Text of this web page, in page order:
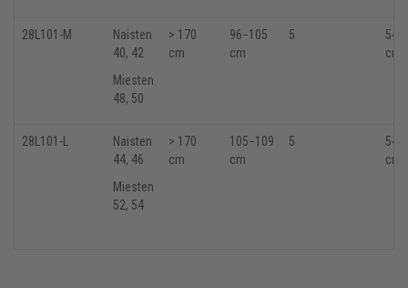
28L101-M
Naisten
40, 42
Miesten
48, 50
> 170
cm
96−105
cm
5 54
cm
28L101-L
Naisten
44, 46
Miesten
52, 54
> 170
cm
105−109
cm
5 54
cm